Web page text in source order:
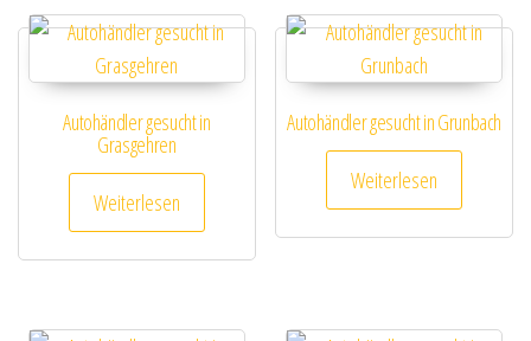
Autohändler gesucht in
Grasgehren
Weiterlesen
Autohändler gesucht in Grunbach
Weiterlesen